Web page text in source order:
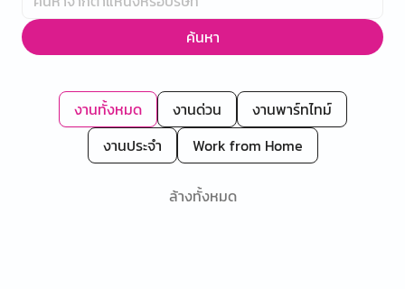
ค้นหา
งานทั้งหมด งานด่วน
งานพาร์ทไทม์
งานประจำ
Work from Home
ล้างทั้งหมด